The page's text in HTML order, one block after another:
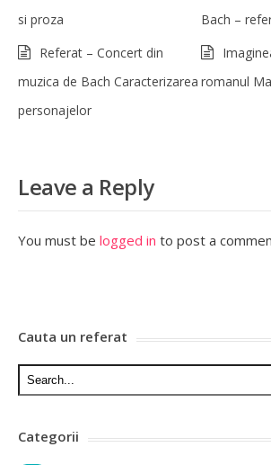
si proza
Bach –
Referat – Concert din
muzica de Bach Caracterizarea
personajelor
romanul
Leave a Reply
You must be logged in to post a
Cauta un referat
Categorii